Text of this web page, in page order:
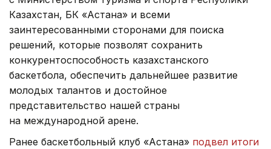
Казахстан, БК «Астана» и всеми
заинтересованными сторонами для поиска
решений, которые позволят сохранить
конкурентоспособность казахстанского
баскетбола, обеспечить дальнейшее развитие
молодых талантов и достойное
представительство нашей страны
на международной арене.
Ранее баскетбольный клуб «Астана» подвел итоги